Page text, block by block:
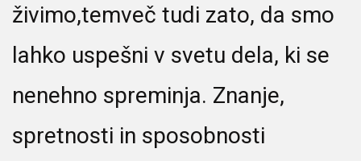
živimo,temveč tudi zato, da smo
lahko uspešni v svetu dela, ki se
nenehno spreminja. Znanje,
spretnosti in sposobnosti